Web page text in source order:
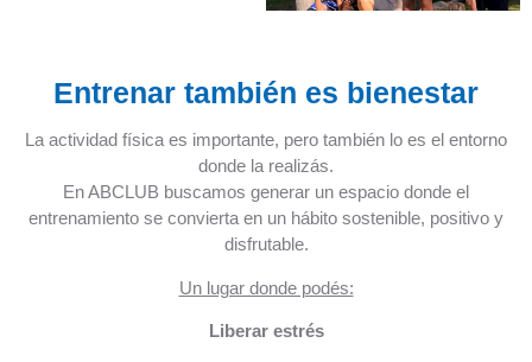
Entrenar también es bienestar
La actividad física es importante, pero también lo es el entorno
donde la realizás.
En ABCLUB buscamos generar un espacio donde el
entrenamiento se convierta en un hábito sostenible, positivo y
disfrutable.
Un lugar donde podés:
Liberar estrés